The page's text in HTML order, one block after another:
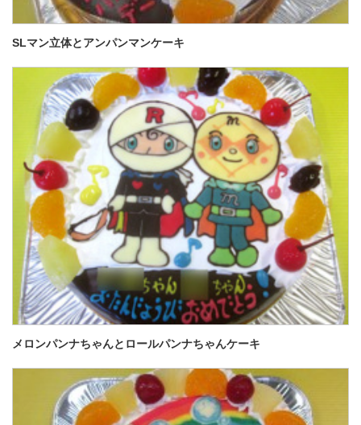
SLマン立体とアンパンマンケーキ
メロンパンナちゃんとロールパンナちゃんケーキ